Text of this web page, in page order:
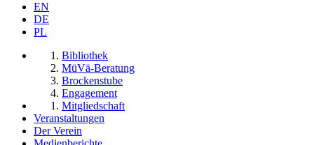
EN
DE
PL
Bibliothek
MüVä-Beratung
Brockenstube
Engagement
Mitgliedschaft
Veranstaltungen
Der Verein